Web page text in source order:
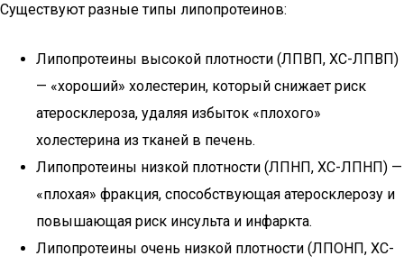
Существуют разные типы липопротеинов:
Липопротеины высокой плотности (ЛПВП, ХС-ЛПВП)
— «хороший» холестерин, который снижает риск
атеросклероза, удаляя избыток «плохого»
холестерина из тканей в печень.
Липопротеины низкой плотности (ЛПНП, ХС-ЛПНП) —
«плохая» фракция, способствующая атеросклерозу и
повышающая риск инсульта и инфаркта.
Липопротеины очень низкой плотности (ЛПОНП, ХС-